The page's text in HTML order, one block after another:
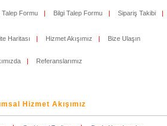
Talep Formu | Bilgi Talep Formu | Sipariş Takibi |
Haritası | Hizmet Akışımız | Bize Ulaşın
| Referanslarımız
Hizmet Akışımız